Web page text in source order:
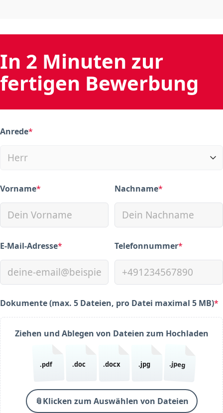
In 2 Minuten zur
fertigen Bewerbung
Anrede*
(required)
Vorname*
(required) Nachname*
(required)
E-Mail-Adresse*
(required) Telefonnummer*
(required)
Dokumente (max. 5 Dateien, pro Datei maximal 5 MB)*
(required)
Ziehen und Ablegen von Dateien zum Hochladen
.pdf .doc .docx .jpg .jpeg
📎Klicken zum Auswählen von Dateien